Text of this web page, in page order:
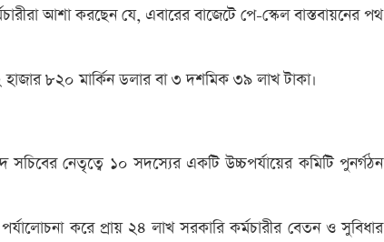
আশা করছেন যে, এবারের বাজেটে পে-স্কেল বাস্তবায়নের পথ
৮২০ মার্কিন ডলার বা ৩ দশমিক ৩৯ লাখ টাকা।
নেতৃত্বে ১০ সদস্যের একটি উচ্চপর্যায়ের কমিটি পুনর্গঠন
করে প্রায় ২৪ লাখ সরকারি কর্মচারীর বেতন ও সুবিধার